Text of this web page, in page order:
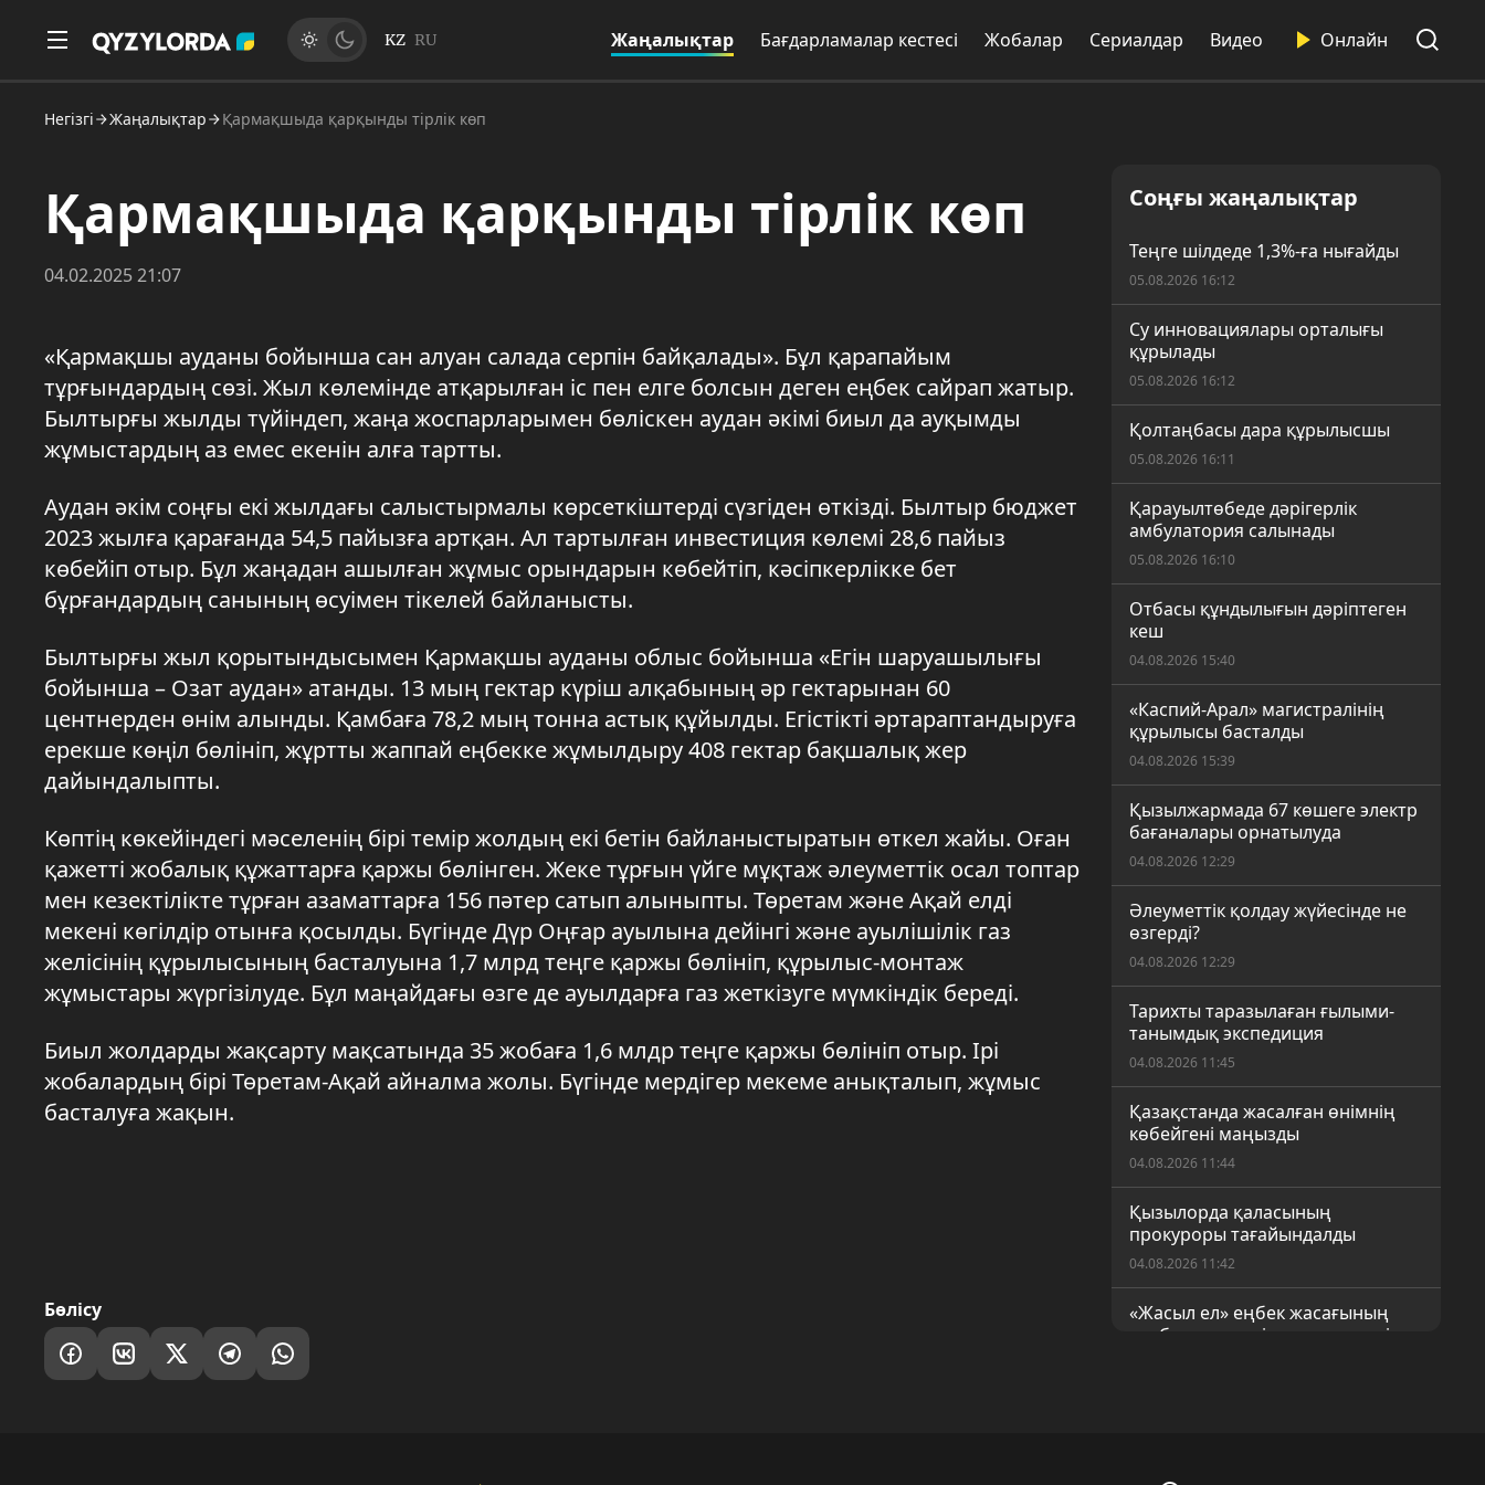
KZ RU Жаңалықтар Бағдарламалар кестесі Жобалар Сериалдар Видео Онлайн
Негізгі Жаңалықтар Қармақшыда қарқынды тірлік көп
Қармақшыда қарқынды тірлік көп
04.02.2025 21:07
«Қармақшы ауданы бойынша сан алуан салада серпін байқалады». Бұл қарапайым
тұрғындардың сөзі. Жыл көлемінде атқарылған іс пен елге болсын деген еңбек сайрап жатыр.
Былтырғы жылды түйіндеп, жаңа жоспарларымен бөліскен аудан әкімі биыл да ауқымды
жұмыстардың аз емес екенін алға тартты.
Аудан әкім соңғы екі жылдағы салыстырмалы көрсеткіштерді сүзгіден өткізді. Былтыр бюджет
2023 жылға қарағанда 54,5 пайызға артқан. Ал тартылған инвестиция көлемі 28,6 пайыз
көбейіп отыр. Бұл жаңадан ашылған жұмыс орындарын көбейтіп, кәсіпкерлікке бет
бұрғандардың санының өсуімен тікелей байланысты.
Былтырғы жыл қорытындысымен Қармақшы ауданы облыс бойынша «Егін шаруашылығы
бойынша – Озат аудан» атанды. 13 мың гектар күріш алқабының әр гектарынан 60
центнерден өнім алынды. Қамбаға 78,2 мың тонна астық құйылды. Егістікті әртараптандыруға
ерекше көңіл бөлініп, жұртты жаппай еңбекке жұмылдыру 408 гектар бақшалық жер
дайындалыпты.
Көптің көкейіндегі мәселенің бірі темір жолдың екі бетін байланыстыратын өткел жайы. Оған
қажетті жобалық құжаттарға қаржы бөлінген. Жеке тұрғын үйге мұқтаж әлеуметтік осал топтар
мен кезектілікте тұрған азаматтарға 156 пәтер сатып алыныпты. Төретам және Ақай елді
мекені көгілдір отынға қосылды. Бүгінде Дүр Оңғар ауылына дейінгі және ауылішілік газ
желісінің құрылысының басталуына 1,7 млрд теңге қаржы бөлініп, құрылыс-монтаж
жұмыстары жүргізілуде. Бұл маңайдағы өзге де ауылдарға газ жеткізуге мүмкіндік береді.
Биыл жолдарды жақсарту мақсатында 35 жобаға 1,6 млдр теңге қаржы бөлініп отыр. Ірі
жобалардың бірі Төретам-Ақай айналма жолы. Бүгінде мердігер мекеме анықталып, жұмыс
басталуға жақын.
Бөлісу
Соңғы жаңалықтар
Теңге шілдеде 1,3%-ға нығайды
05.08.2026 16:12
Су инновациялары орталығы
құрылады
05.08.2026 16:12
Қолтаңбасы дара құрылысшы
05.08.2026 16:11
Қарауылтөбеде дәрігерлік
амбулатория салынады
05.08.2026 16:10
Отбасы құндылығын дәріптеген
кеш
04.08.2026 15:40
«Каспий-Арал» магистралінің
құрылысы басталды
04.08.2026 15:39
Қызылжармада 67 көшеге электр
бағаналары орнатылуда
04.08.2026 12:29
Әлеуметтік қолдау жүйесінде не
өзгерді?
04.08.2026 12:29
Тарихты таразылаған ғылыми-
танымдық экспедиция
04.08.2026 11:45
Қазақстанда жасалған өнімнің
көбейгені маңызды
04.08.2026 11:44
Қызылорда қаласының
прокуроры тағайындалды
04.08.2026 11:42
«Жасыл ел» еңбек жасағының
сарбаздары үшін тренинг өтті